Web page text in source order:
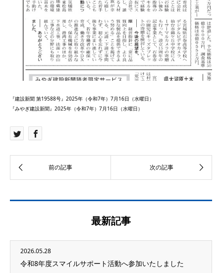
『建設新聞 第19588号』2025年（令和7年）7月16日（水曜日）
『みやぎ建設新聞』2025年（令和7年）7月16日（水曜日）
最新記事
2026.05.28
令和8年度スマイルサポート活動へ参加いたしました